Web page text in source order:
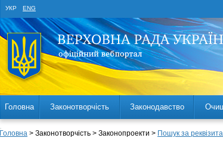
УКР ENG
Головна Законотворчість Законодавство
Головна > Законотворчість > Законопроекти > Пошук за